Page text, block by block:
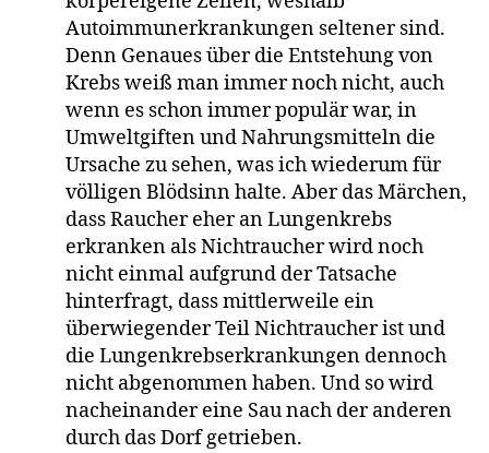
Autoimmunerkrankungen seltener sind.
Denn Genaues über die Entstehung von
Krebs weiß man immer noch nicht, auch
wenn es schon immer populär war, in
Umweltgiften und Nahrungsmitteln die
Ursache zu sehen, was ich wiederum für
völligen Blödsinn halte. Aber das Märchen,
dass Raucher eher an Lungenkrebs
erkranken als Nichtraucher wird noch
nicht einmal aufgrund der Tatsache
hinterfragt, dass mittlerweile ein
überwiegender Teil Nichtraucher ist und
die Lungenkrebserkrankungen dennoch
nicht abgenommen haben. Und so wird
nacheinander eine Sau nach der anderen
durch das Dorf getrieben.